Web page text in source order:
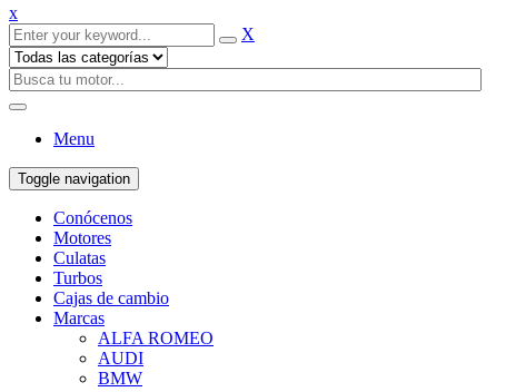
x
X
Menu
Toggle navigation
Conócenos
Motores
Culatas
Turbos
Cajas de cambio
Marcas
ALFA ROMEO
AUDI
BMW